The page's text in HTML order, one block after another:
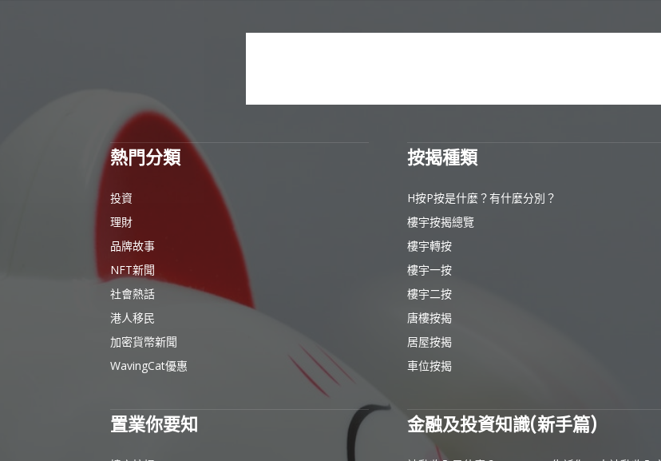
熱門分類
投資
理財
品牌故事
NFT新聞
社會熱話
港人移民
加密貨幣新聞
WavingCat優惠
置業你要知
按揭種類
H按P按是什麼？有什麼分別？
樓宇按揭總覽
樓宇轉按
樓宇一按
樓宇二按
唐樓按揭
居屋按揭
車位按揭
金融及投資知識(新手篇)